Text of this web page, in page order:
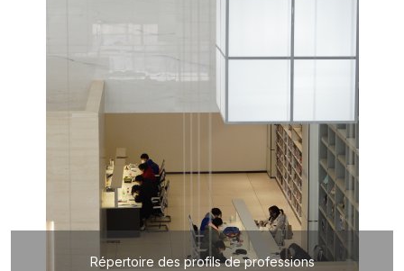
Répertoire des profils de professions